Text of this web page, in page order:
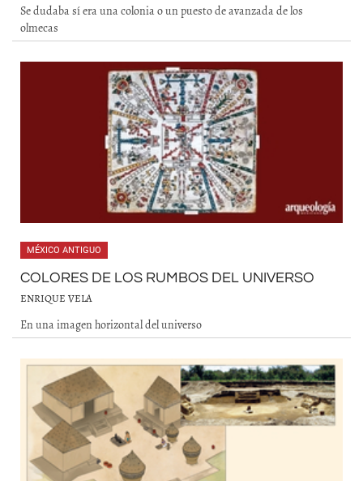
Se dudaba sí era una colonia o un puesto de avanzada de los
olmecas
MÉXICO ANTIGUO
COLORES DE LOS RUMBOS DEL UNIVERSO
ENRIQUE VELA
En una imagen horizontal del universo